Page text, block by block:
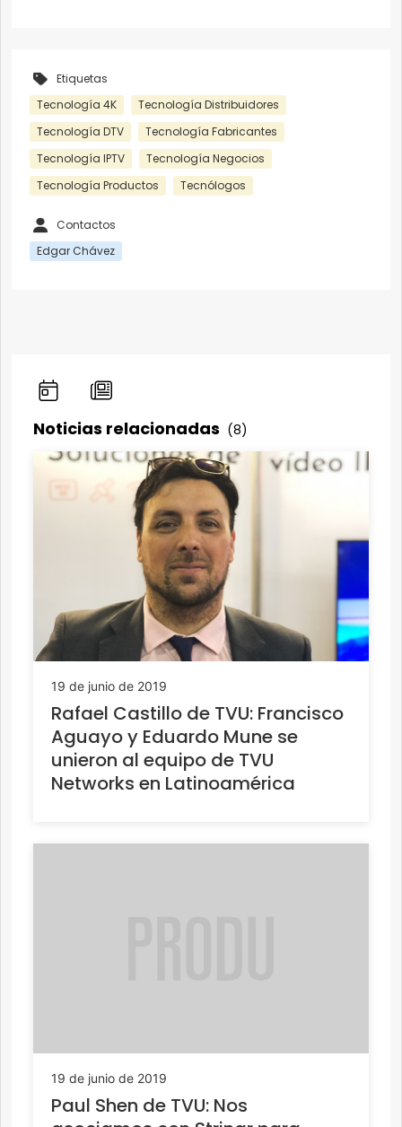
Etiquetas
Tecnología 4K
Tecnología Distribuidores
Tecnología DTV
Tecnología Fabricantes
Tecnología IPTV
Tecnología Negocios
Tecnología Productos
Tecnólogos
Contactos
Edgar Chávez
Noticias relacionadas (8)
19 de junio de 2019
Rafael Castillo de TVU: Francisco
Aguayo y Eduardo Mune se
unieron al equipo de TVU
Networks en Latinoamérica
19 de junio de 2019
Paul Shen de TVU: Nos